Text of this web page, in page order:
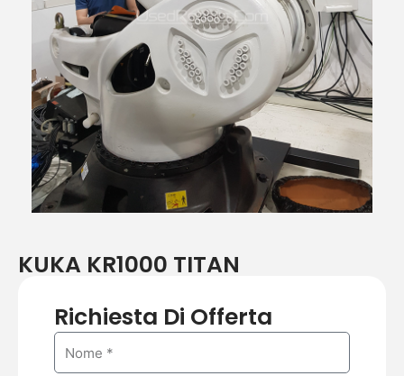
KUKA KR1000 TITAN
Richiesta Di Offerta